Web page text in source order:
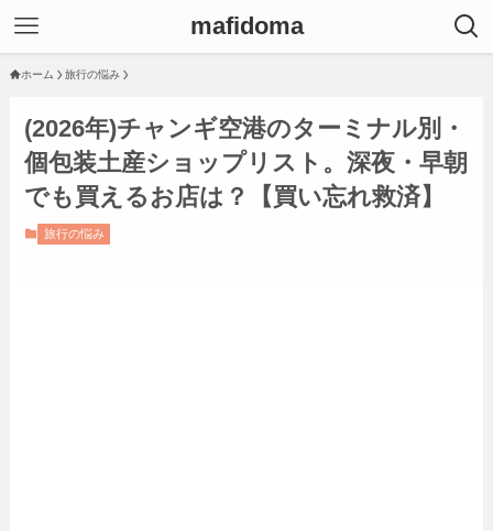
mafidoma
ホーム 旅行の悩み
(2026年)チャンギ空港のターミナル別・
個包装土産ショップリスト。深夜・早朝
でも買えるお店は？【買い忘れ救済】
旅行の悩み